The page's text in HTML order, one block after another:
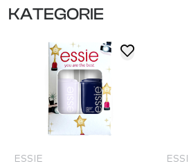
KATEGORIE
ESSIE